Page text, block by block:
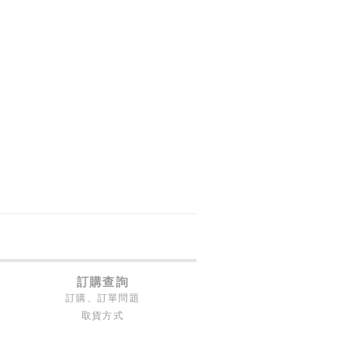
訂購查詢
訂購、訂單問題
取貨方式